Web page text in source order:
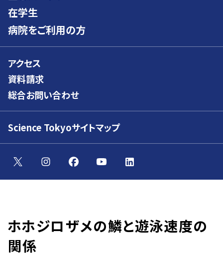
在学生
病院をご利用の方
アクセス
資料請求
総合お問い合わせ
Science Tokyoサイトマップ
ホホジロザメの鱗と遊泳速度の
関係